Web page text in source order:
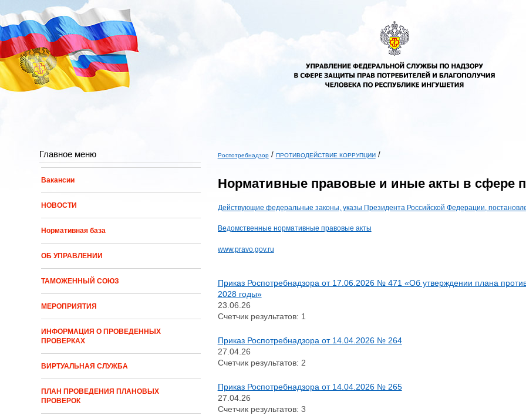
Перейти к основному содержанию
Главное меню
Вакансии
НОВОСТИ
Нормативная база
ОБ УПРАВЛЕНИИ
ТАМОЖЕННЫЙ СОЮЗ
МЕРОПРИЯТИЯ
ИНФОРМАЦИЯ О ПРОВЕДЕННЫХ
ПРОВЕРКАХ
ВИРТУАЛЬНАЯ СЛУЖБА
ПЛАН ПРОВЕДЕНИЯ ПЛАНОВЫХ
ПРОВЕРОК
Роспотребнадзор / ПРОТИВОДЕЙСТВИЕ КОРРУПЦИИ /
Нормативные правовые и иные акты в сфере
Действующие федеральные законы, указы Президента Российской Федерации,
Ведомственные нормативные правовые акты
www.pravo.gov.ru
Приказ Роспотребнадзора от 17.06.2026 № 471 «Об утверждении плана
2028 годы»
23.06.26
Счетчик результатов: 1
Приказ Роспотребнадзора от 14.04.2026 № 264
27.04.26
Счетчик результатов: 2
Приказ Роспотребнадзора от 14.04.2026 № 265
27.04.26
Счетчик результатов: 3